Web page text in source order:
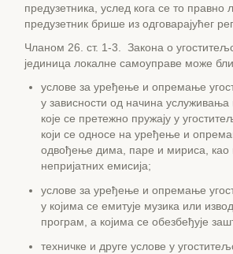
предузетника, услед кога се то правно
предузетник брише из одговарајућег
Чланом 26. ст. 1-3. Закона о
јединица локалне самоуправе може
услове за уређење и опремање
у зависности од начина услуживања
које се претежно пружају у
који се односе на уређење и
одвођење дима, паре и мириса, као
непријатних емисија;
услове за уређење и опремање
у којима се емитује музика или
програм, а којима се обезбеђује
техничке и друге услове у